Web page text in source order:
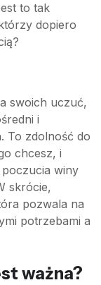
to tak
dopiero
swoich uczuć,
i
To zdolność do
chcesz, i
winy
skrócie,
pozwala na
potrzebami a
ważna?